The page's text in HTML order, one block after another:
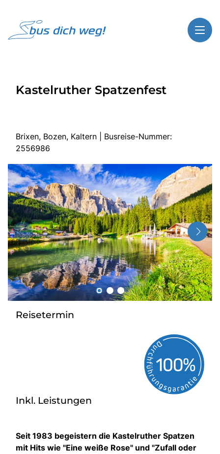
Highlights
Start
Busreisen
Bus mieten
Über Bus dich weg!
Radio
Sie befinden sich in:
Deutschland
Kastelruther Spatzenfest
Brixen, Bozen, Kaltern | Busreise-Nummer:
2556986
Reisetermin
Inkl. Leistungen
Seit 1983 begeistern die Kastelruther Spatzen
mit Hits wie "Eine weiße Rose" und "Zufall oder